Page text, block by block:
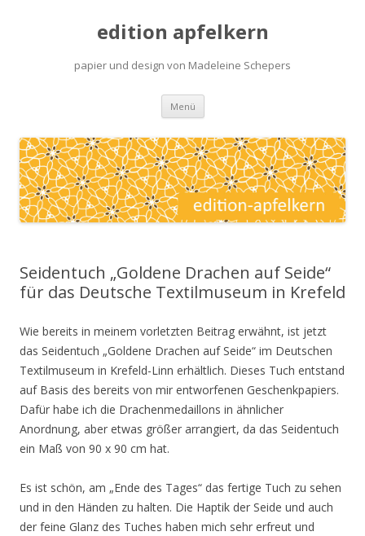
edition apfelkern
papier und design von Madeleine Schepers
Menü Zum
springen
Seidentuch „Goldene Drachen auf Seide“
für das Deutsche Textilmuseum in Krefeld
Wie bereits in meinem vorletzten Beitrag erwähnt, ist jetzt
das Seidentuch „Goldene Drachen auf Seide“ im Deutschen
Textilmuseum in Krefeld-Linn erhältlich. Dieses Tuch entstand
auf Basis des bereits von mir entworfenen Geschenkpapiers.
Dafür habe ich die Drachenmedaillons in ähnlicher
Anordnung, aber etwas größer arrangiert, da das Seidentuch
ein Maß von 90 x 90 cm hat.
Es ist schön, am „Ende des Tages“ das fertige Tuch zu sehen
und in den Händen zu halten. Die Haptik der Seide und auch
der feine Glanz des Tuches haben mich sehr erfreut und